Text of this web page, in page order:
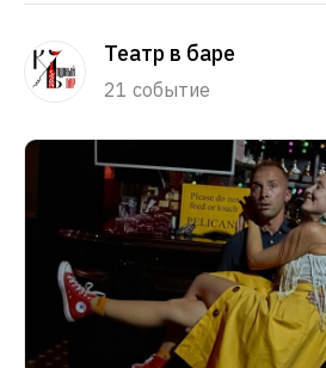
Театр в баре
21 событие